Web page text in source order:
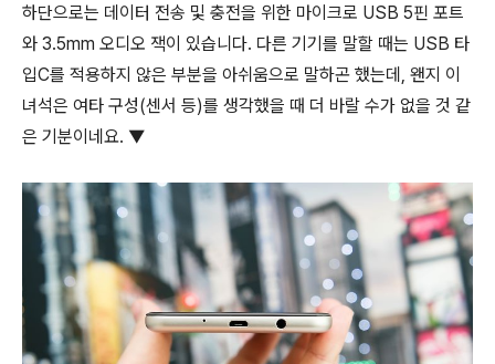
하단으로는 데이터 전송 및 충전을 위한 마이크로 USB 5핀 포트
와 3.5mm 오디오 잭이 있습니다. 다른 기기를 말할 때는 USB 타
입C를 적용하지 않은 부분을 아쉬움으로 말하곤 했는데, 왠지 이
녀석은 여타 구성(센서 등)를 생각했을 때 더 바랄 수가 없을 것 같
은 기분이네요. ▼